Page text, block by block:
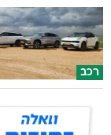
רכב